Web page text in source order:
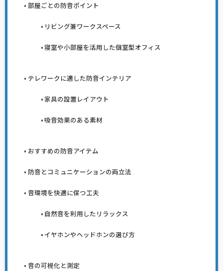
部屋ごとの防音ポイント
リビング兼ワークスペース
寝室や小部屋を活用した個室型オフィス
テレワークに適した防音インテリア
家具の設置レイアウト
吸音効果のある素材
おすすめの防音アイテム
防音とコミュニケーションの両立法
音環境を快適に保つ工夫
自然音を利用したリラックス
イヤホンやヘッドホンの選び方
音の可視化と測定